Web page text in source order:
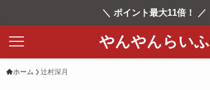
＼ ポイント最大11倍！ ／
やんやんらいふ
ホーム 辻村深月